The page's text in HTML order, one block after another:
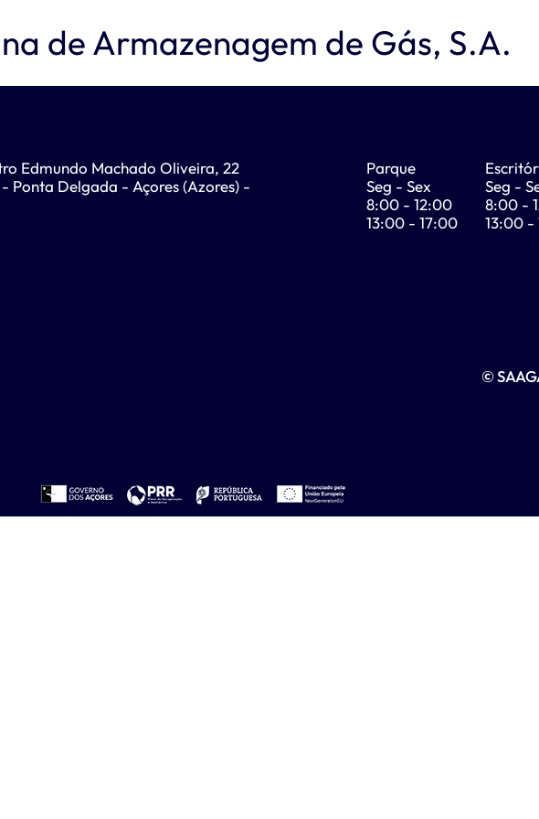
de Armazenagem de Gás, S.A.
Edmundo Machado Oliveira, 22
Ponta Delgada - Açores (Azores) -
Parque
Seg - Sex
8:00 - 12:00
13:00 - 17:00
Seg -
8:00 -
13:00 -
©